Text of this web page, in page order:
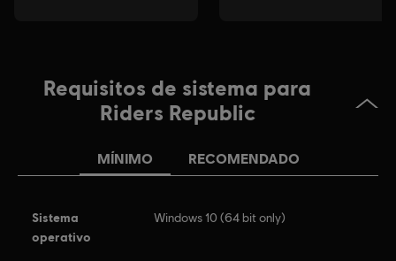
Requisitos de sistema para
Riders Republic
MÍNIMO RECOMENDADO
Sistema
operativo
Windows 10 (64 bit only)